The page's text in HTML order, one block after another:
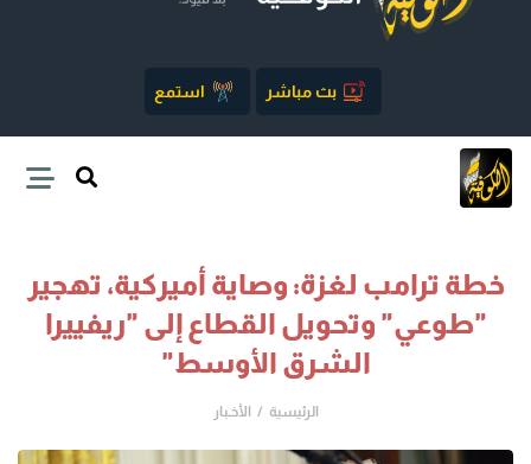
بث مباشر استمع
خطة ترامب لغزة: وصاية أميركية، تهجير
"طوعي" وتحويل القطاع إلى "ريفييرا
الشرق الأوسط"
الرئيسية الأخـبار